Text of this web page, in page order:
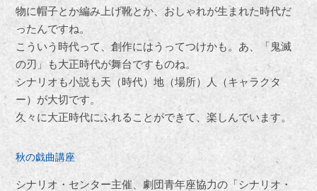
物に帽子とか編み上げ靴とか、おしゃれが生まれた時代だ
ったんですね。
こういう時代って、創作にはうってつけかも。あ、「鬼滅
の刃」も大正時代が舞台ですものね。
シナリオも小説も天（時代）地（場所）人（キャラクタ
ー）が大切です。
久々に大正時代にふれることができて、楽しんでいます。
秋の戯曲講座
シナリオ・センター主催、劇団青年座協力の「シナリオ・